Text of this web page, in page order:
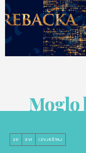
Moglo
20 SVI IZVJEŠTAJ